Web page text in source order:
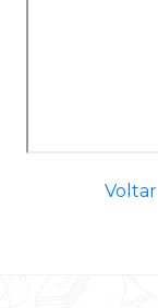
Voltar